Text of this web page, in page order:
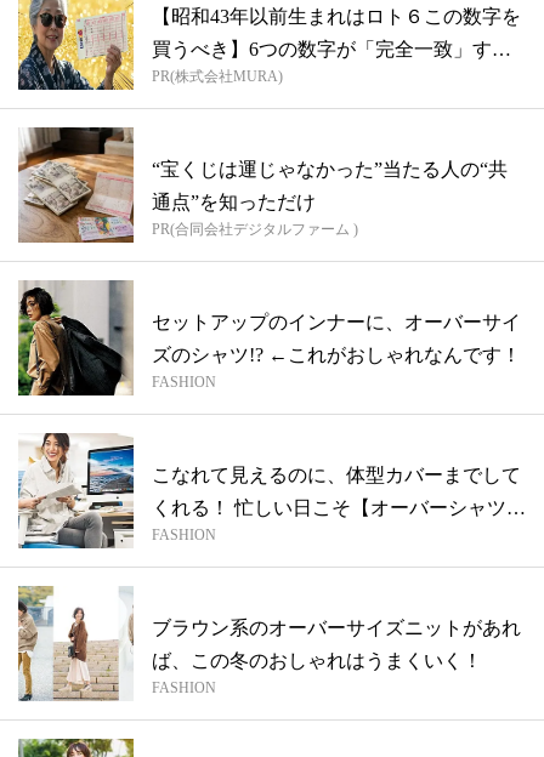
【昭和43年以前生まれはロト６この数字を
買うべき】6つの数字が「完全一致」する
方...
PR(株式会社MURA)
“宝くじは運じゃなかった”当たる人の“共
通点”を知っただけ
PR(合同会社デジタルファーム )
セットアップのインナーに、オーバーサイ
ズのシャツ!? ←これがおしゃれなんです！
FASHION
こなれて見えるのに、体型カバーまでして
くれる！ 忙しい日こそ【オーバーシャツ】
が...
FASHION
ブラウン系のオーバーサイズニットがあれ
ば、この冬のおしゃれはうまくいく！
FASHION